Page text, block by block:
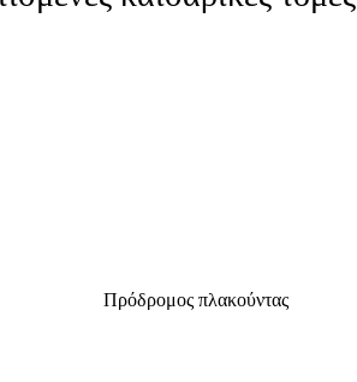
Πρόδρομος πλακούντας